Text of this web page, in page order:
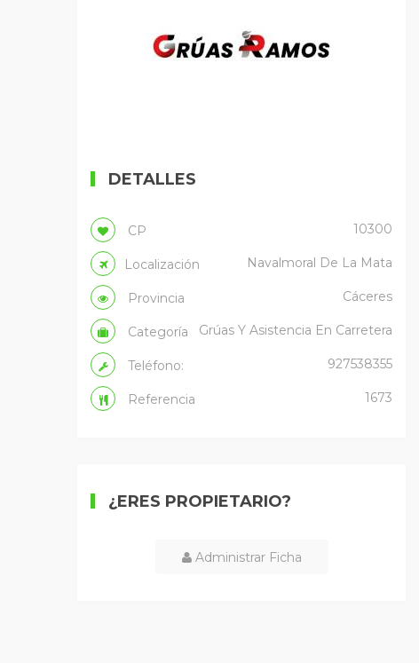
DETALLES
CP 10300
Localización Navalmoral De La Mata
Provincia Cáceres
Categoría Grúas Y Asistencia En Carretera
Teléfono: 927538355
Referencia 1673
¿ERES PROPIETARIO?
Administrar Ficha